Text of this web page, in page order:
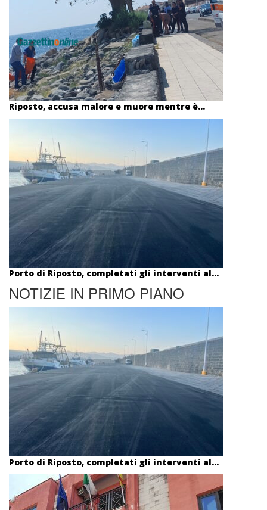
Riposto, accusa malore e muore mentre è...
Porto di Riposto, completati gli interventi al...
NOTIZIE IN PRIMO PIANO
Porto di Riposto, completati gli interventi al...